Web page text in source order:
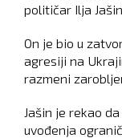
političar Ilja
On je bio u
agresiji na
razmeni
Jašin je rekao
uvođenja